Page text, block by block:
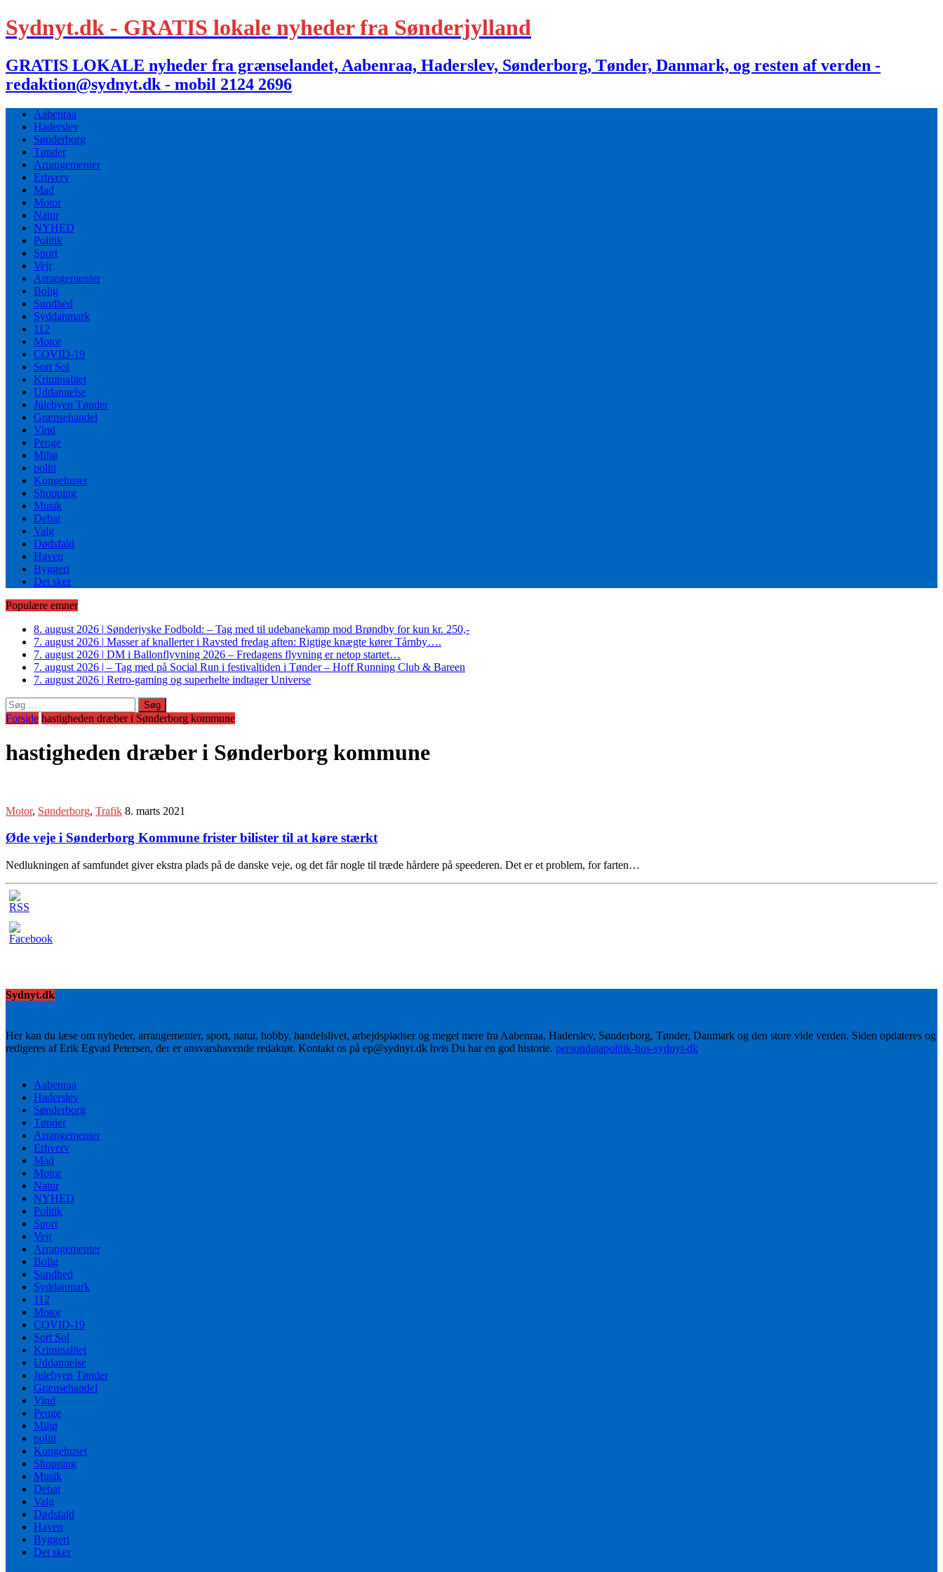
Sydnyt.dk - GRATIS lokale nyheder fra Sønderjylland
GRATIS LOKALE nyheder fra grænselandet, Aabenraa, Haderslev, Sønderborg, Tønder, Danmark, og resten af verden -
redaktion@sydnyt.dk - mobil 2124 2696
Aabenraa
Haderslev
Sønderborg
Tønder
Arrangementer
Erhverv
Mad
Motor
Natur
NYHED
Politik
Sport
Vejr
Arrangementer
Bolig
Sundhed
Syddanmark
112
Motor
COVID-19
Sort Sol
Kriminalitet
Uddannelse
Julebyen Tønder
Grænsehandel
Vind
Penge
Miljø
politi
Kongehuset
Shopping
Musik
Debat
Valg
Dødsfald
Haven
Byggeri
Det sker
Populære emner
8. august 2026 | Sønderjyske Fodbold: – Tag med til udebanekamp mod Brøndby for kun kr. 250,-
7. august 2026 | Masser af knallerter i Ravsted fredag aften: Rigtige knægte kører Tårnby….
7. august 2026 | DM i Ballonflyvning 2026 – Fredagens flyvning er netop startet…
7. august 2026 | – Tag med på Social Run i festivaltiden i Tønder – Hoff Running Club & Bareen
7. august 2026 | Retro-gaming og superhelte indtager Universe
Søg
efter:
Forside hastigheden dræber i Sønderborg kommune
hastigheden dræber i Sønderborg kommune
Motor, Sønderborg, Trafik 8. marts 2021
Øde veje i Sønderborg Kommune frister bilister til at køre stærkt
Nedlukningen af samfundet giver ekstra plads på de danske veje, og det får nogle til træde hårdere på speederen. Det er et problem, for farten…
Sydnyt.dk
Her kan du læse om nyheder, arrangementer, sport, natur, hobby, handelslivet, arbejdspladser og meget mere fra Aabenraa, Haderslev, Sønderborg, Tønder, Danmark og den store vide verden. Siden opdateres og
redigeres af Erik Egvad Petersen, der er ansvarshavende redaktør. Kontakt os på ep@sydnyt.dk hvis Du har en god historie. persondatapolitik-hos-sydnyt-dk
Aabenraa
Haderslev
Sønderborg
Tønder
Arrangementer
Erhverv
Mad
Motor
Natur
NYHED
Politik
Sport
Vejr
Arrangementer
Bolig
Sundhed
Syddanmark
112
Motor
COVID-19
Sort Sol
Kriminalitet
Uddannelse
Julebyen Tønder
Grænsehandel
Vind
Penge
Miljø
politi
Kongehuset
Shopping
Musik
Debat
Valg
Dødsfald
Haven
Byggeri
Det sker